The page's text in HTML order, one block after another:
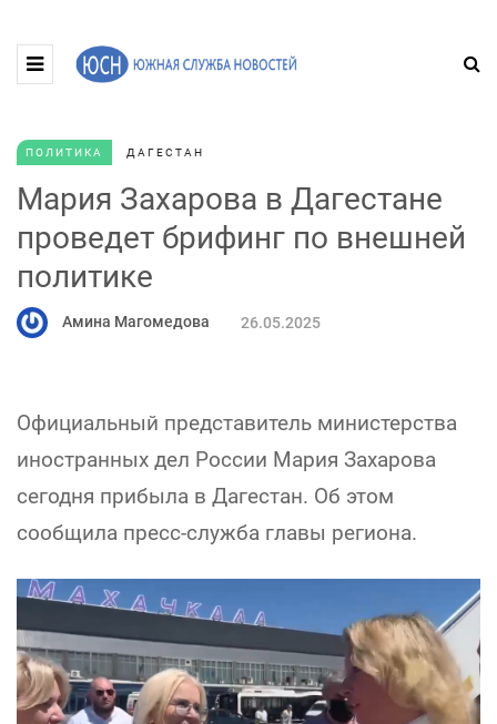
ПОЛИТИКА ДАГЕСТАН
Мария Захарова в Дагестане
проведет брифинг по внешней
политике
Амина Магомедова 26.05.2025
Официальный представитель министерства
иностранных дел России Мария Захарова
сегодня прибыла в Дагестан. Об этом
сообщила пресс-служба главы региона.